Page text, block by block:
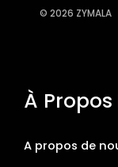
© 2026 ZYMALA
À
A propos de